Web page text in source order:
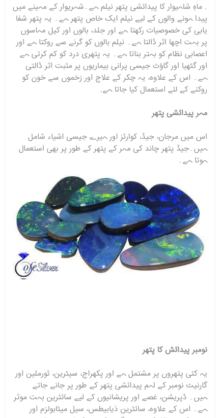
. ماہِ شاہیوار کا پیدائشی پتھر نیلم ہے۔شہریوار کے مہینے میں
پیدا ہونے والوں کے لیے نیلم ایک خاص پتھر ہے۔ یہ پتھر شفا
یابی کی خصوصیات رکھتا ہے اور جلد، بالوں اور کیل مہاسوں
پر بہت اچھا اثر ڈالتا ہے۔ نیلم بالوں کو گرنے سے روکتا ہے اور
اعصابی نظام کو بہتر بناتا ہے۔ یہ پتھری درد کو کم کرتی ہے
اور گٹھیا اور گاؤٹ جیسی پرانی بیماریوں پر مثبت اثر ڈالتی
ہے۔ اس کے علاوہ، یہ چکر کے علاج اور زخموں سے خون کو
روکنے کے لئے استعمال کیا جاتا ہے.
مہر پیدائشی پتھر
اس میں مرجان، جیڈ، کوارٹز اور ہیرے جیسی اشیاء شامل
ہیں۔جیڈ پتھر چاند کی مہر کے پتھر کے طور پر بھی استعمال
ہوتا ہے۔
نومبر پیدائش کا پتھر
یہ کئی پتھروں پر مشتمل ہے اور پکھراج، سیٹرین، ٹورملین اور
گارنیٹ نومبر کے اہم پیدائشی پتھر کے طور پر جانے جاتے
ہیں۔ ڈپریشن، غصے اور پریشانیوں کے لیے سائٹرین بہت موثر
ہے۔ اس کے علاوہ، سائٹرین ذیابیطس، سیل میٹابولزم اور